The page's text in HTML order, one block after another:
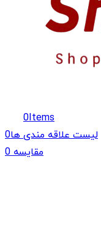
0Items
لیست علاقه مندی ها0
مقایسه0